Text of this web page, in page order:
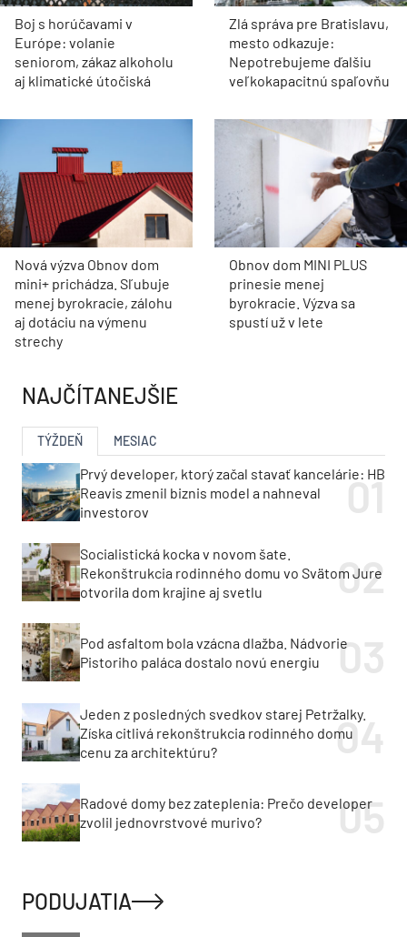
Boj s horúčavami v
Európe: volanie
seniorom, zákaz alkoholu
aj klimatické útočiská
Zlá správa pre Bratislavu,
mesto odkazuje:
Nepotrebujeme ďalšiu
veľkokapacitnú spaľovňu
Nová výzva Obnov dom
mini+ prichádza. Sľubuje
menej byrokracie, zálohu
aj dotáciu na výmenu
strechy
Obnov dom MINI PLUS
prinesie menej
byrokracie. Výzva sa
spustí už v lete
NAJČÍTANEJŠIE
TÝŽDEŇ MESIAC
Prvý developer, ktorý začal stavať kancelárie: HB
Reavis zmenil biznis model a nahneval
investorov
Socialistická kocka v novom šate.
Rekonštrukcia rodinného domu vo Svätom Jure
otvorila dom krajine aj svetlu
Pod asfaltom bola vzácna dlažba. Nádvorie
Pistoriho paláca dostalo novú energiu
Jeden z posledných svedkov starej Petržalky.
Získa citlivá rekonštrukcia rodinného domu
cenu za architektúru?
Radové domy bez zateplenia: Prečo developer
zvolil jednovrstvové murivo?
PODUJATIA